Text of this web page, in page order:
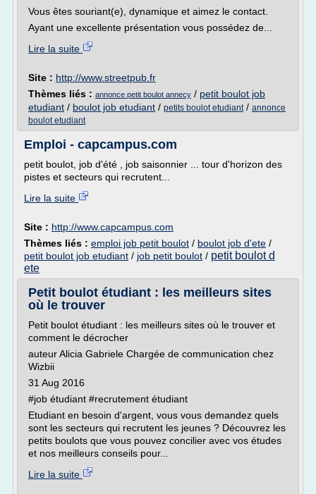
Vous êtes souriant(e), dynamique et aimez le contact.
Ayant une excellente présentation vous possédez de...
Lire la suite
Site : http://www.streetpub.fr
Thèmes liés : annonce petit boulot annecy / petit boulot job
etudiant / boulot job etudiant / petits boulot etudiant/ annonce
boulot etudiant
Emploi - capcampus.com
petit boulot, job d'été , job saisonnier ... tour d'horizon des
pistes et secteurs qui recrutent...
Lire la suite
Site : http://www.capcampus.com
Thèmes liés : emploi job petit boulot / boulot job d'ete /
petit boulot job etudiant / job petit boulot / petit boulot d
ete
Petit boulot étudiant : les meilleurs sites
où le trouver
Petit boulot étudiant : les meilleurs sites où le trouver et
comment le décrocher
auteur Alicia Gabriele Chargée de communication chez
Wizbii
31 Aug 2016
#job étudiant #recrutement étudiant
Etudiant en besoin d'argent, vous vous demandez quels
sont les secteurs qui recrutent les jeunes ? Découvrez les
petits boulots que vous pouvez concilier avec vos études
et nos meilleurs conseils pour...
Lire la suite